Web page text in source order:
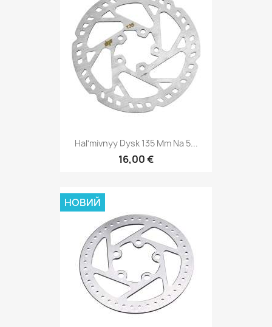
Halʹmivnyy Dysk 135 Mm Na 5...
16,00 €
НОВИЙ